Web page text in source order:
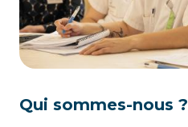
Qui sommes-nous ?